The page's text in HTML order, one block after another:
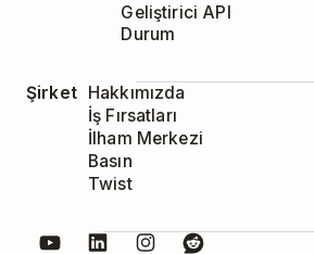
Geliştirici API
Durum
Şirket
Hakkımızda
İş Fırsatları
İlham Merkezi
Basın
Twist